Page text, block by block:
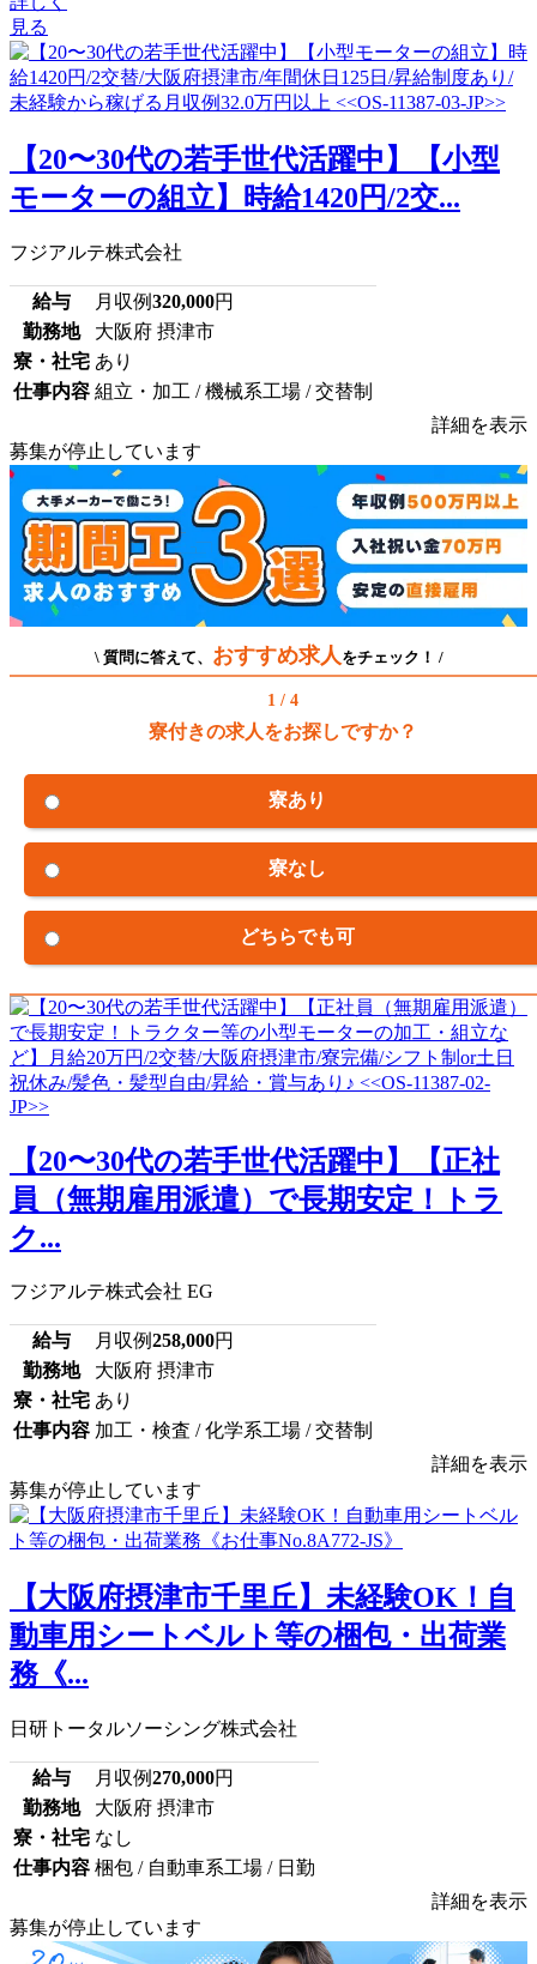
見る
【20〜30代の若手世代活躍中】【小型
モーターの組立】時給1420円/2交...
フジアルテ株式会社
給与 月収例320,000円
勤務地
大阪府 摂津市
寮・社宅 あり
仕事内容 組立・加工 / 機械系工場 / 交替制
詳細を表示
募集が停止しています
\ 質問に答えて、 おすすめ求人 をチェック！ /
1 / 4
寮付きの求人をお探しですか？
寮あり
寮なし
どちらでも可
【20〜30代の若手世代活躍中】【正社
員（無期雇用派遣）で長期安定！トラ
ク...
フジアルテ株式会社 EG
給与 月収例258,000円
勤務地
大阪府 摂津市
寮・社宅 あり
仕事内容 加工・検査 / 化学系工場 / 交替制
詳細を表示
募集が停止しています
【大阪府摂津市千里丘】未経験OK！自
動車用シートベルト等の梱包・出荷業
務《...
日研トータルソーシング株式会社
給与 月収例270,000円
勤務地
大阪府 摂津市
寮・社宅 なし
仕事内容 梱包 / 自動車系工場 / 日勤
詳細を表示
募集が停止しています